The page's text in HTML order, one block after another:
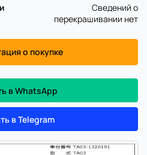
Сведений о
перекрашивании нет
о покупке
в WhatsApp
в Telegram